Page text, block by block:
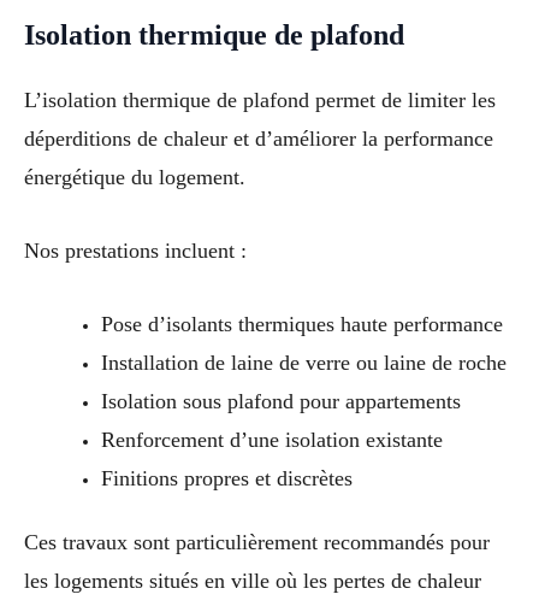
Isolation thermique de plafond
L’isolation thermique de plafond permet de limiter les
déperditions de chaleur et d’améliorer la performance
énergétique du logement.
Nos prestations incluent :
Pose d’isolants thermiques haute performance
Installation de laine de verre ou laine de roche
Isolation sous plafond pour appartements
Renforcement d’une isolation existante
Finitions propres et discrètes
Ces travaux sont particulièrement recommandés pour
les logements situés en ville où les pertes de chaleur